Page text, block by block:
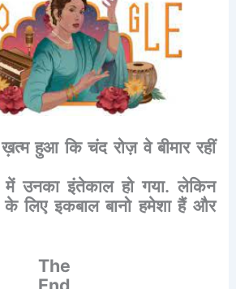
ख़त्म हुआ कि चंद रोज़ वे बीमार रहीं
में उनका इंतेकाल हो गया.लेकिन
के लिए इकबाल बानो हमेशा हैं और
The